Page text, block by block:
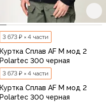
3 673 ₽ × 4 части
Куртка Сплав AF M мод 2
Polartec 300 черная
3 673 ₽ × 4 части
Куртка Сплав AF M мод 2
Polartec 300 черная